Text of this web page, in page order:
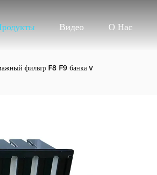
Видео О Нас
фильтр F8 F9 банка v